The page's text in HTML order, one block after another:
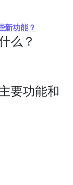
新功能？
么？
要功能和